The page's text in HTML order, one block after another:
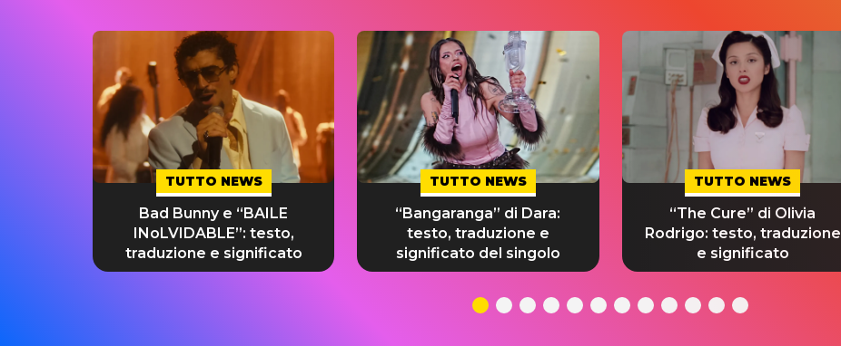
TUTTO NEWS
Bad Bunny e “BAILE
INoLVIDABLE”: testo,
traduzione e significato
TUTTO NEWS
“Bangaranga” di Dara:
testo, traduzione e
significato del singolo
TUTTO NEWS
“The Cure” di Olivia
Rodrigo: testo, traduzione
e significato